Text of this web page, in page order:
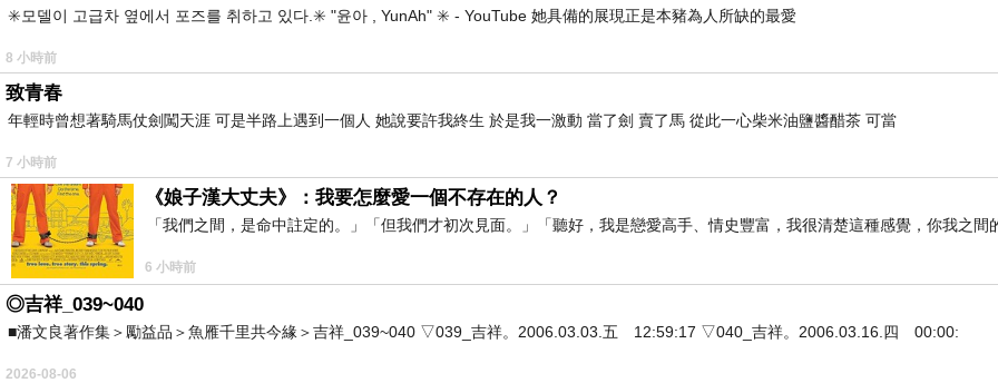
✳️모델이 고급차 옆에서 포즈를 취하고 있다.✳️ "윤아 , YunAh" ✳️ - YouTube 她具備的展現正是本豬為人所缺的最愛
8 小時前
致青春
年輕時曾想著騎馬仗劍闖天涯 可是半路上遇到一個人 她說要許我終生 於是我一激動 當了劍 賣了馬 從此一心柴米油鹽醬醋茶 可當
7 小時前
《娘子漢大丈夫》：我要怎麼愛一個不存在的人？
「我們之間，是命中註定的。」「但我們才初次見面。」「聽好，我是戀愛高手、情史豐富，我很清楚這種感覺，你我之間
6 小時前
◎吉祥_039~040
■潘文良著作集＞勵益品＞魚雁千里共今緣＞吉祥_039~040 ▽039_吉祥。2006.03.03.五 12:59:17 ▽040_吉祥。2006.03.16.四 00:00:
2026-08-06